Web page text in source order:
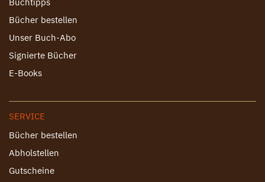
Bücher bestellen
Unser Buch-Abo
Signierte Bücher
E-Books
SERVICE
Bücher bestellen
Abholstellen
Gutscheine